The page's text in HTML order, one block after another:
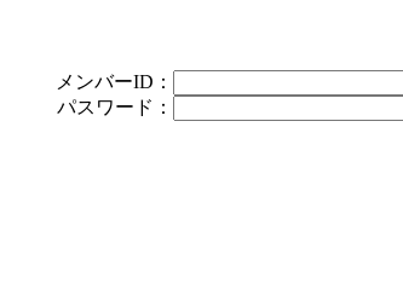
メンバーID：
パスワード：